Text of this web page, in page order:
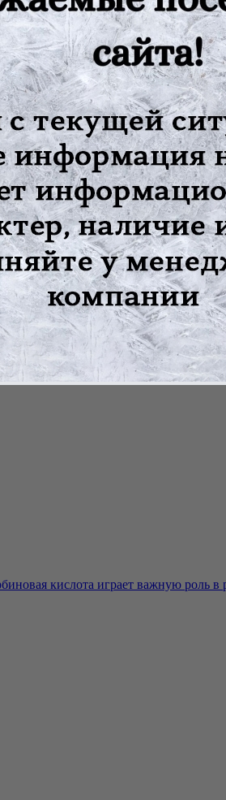
кровеносных сосудов, снижения
- как мочегонное средство;
застолья достаточно добавить
кислота играет важную роль в